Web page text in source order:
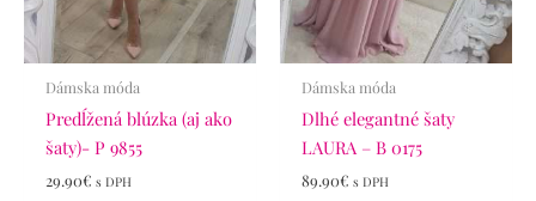
Dámska móda
Predĺžená blúzka (aj ako
šaty)- P 9855
29.90€ s DPH
Dámska móda
Dlhé elegantné šaty
LAURA – B 0175
89.90€ s DPH